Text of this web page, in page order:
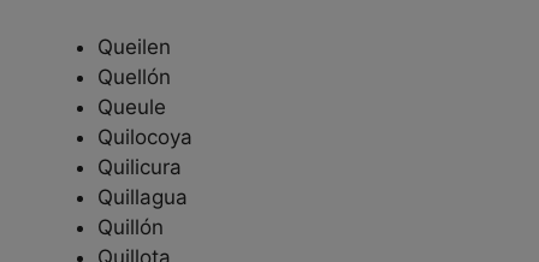
Queilen
Quellón
Queule
Quilocoya
Quilicura
Quillagua
Quillón